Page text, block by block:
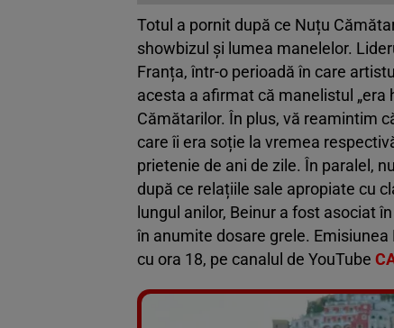
Totul a pornit după ce Nuțu
showbizul și lumea manelelor.
Franța, într-o perioadă în care
acesta a afirmat că manelistul „era
Cămătarilor. În plus, vă reamintim
care îi era soție la vremea
prietenie de ani de zile. În paralel,
după ce relațiile sale apropiate cu
lungul anilor, Beinur a fost asociat
în anumite dosare grele.
cu ora 18, pe canalul de YouTube